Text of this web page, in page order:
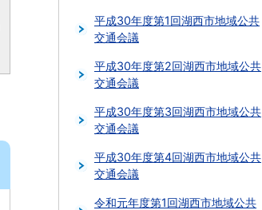
平成30年度第1回湖西市地域公共
交通会議
平成30年度第2回湖西市地域公共
交通会議
平成30年度第3回湖西市地域公共
交通会議
平成30年度第4回湖西市地域公共
交通会議
令和元年度第1回湖西市地域公共